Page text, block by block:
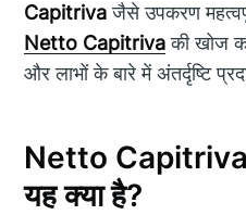
Capitrivaजैसे उपकरण
Netto Capitrivaकी खोज
और लाभों के बारे में अंतर्दृष्टि
Netto Capitriva
यह क्या है?